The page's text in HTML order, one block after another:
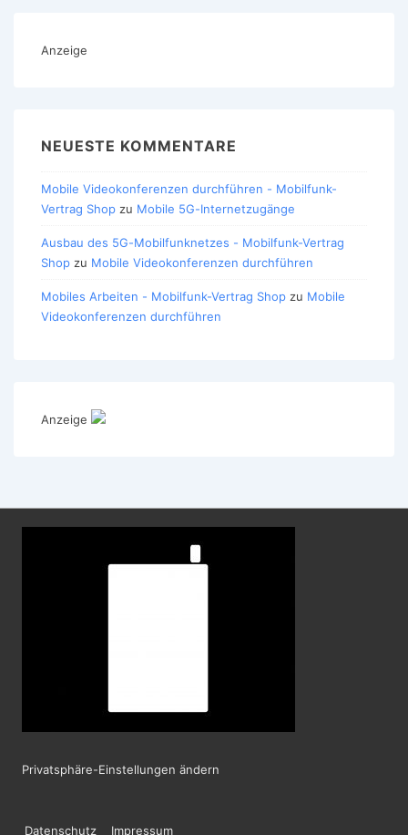
Anzeige
NEUESTE KOMMENTARE
Mobile Videokonferenzen durchführen - Mobilfunk-
Vertrag Shop zu Mobile 5G-Internetzugänge
Ausbau des 5G-Mobilfunknetzes - Mobilfunk-Vertrag
Shop zu Mobile Videokonferenzen durchführen
Mobiles Arbeiten - Mobilfunk-Vertrag Shop zu Mobile
Videokonferenzen durchführen
Anzeige
Privatsphäre-Einstellungen ändern
Datenschutz Impressum